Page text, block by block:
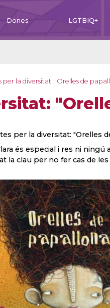
Dones LGTBIQ+
per la diversitat: "Orelles de
per la diversitat: "Orelles
és especial i res ni
la clau per no fer cas de